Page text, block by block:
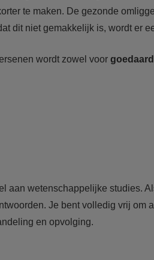
te maken. De gezonde
dit niet gemakkelijk is, wordt er
wordt zowel voor
aan wetenschappelijke studies.
Je bent volledig vrij om
en opvolging.